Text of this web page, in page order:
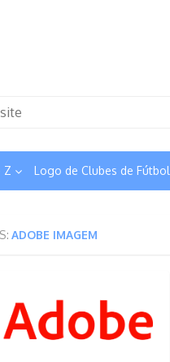
Z Logo de Clubes de Fútbol
ADOBE IMAGEM